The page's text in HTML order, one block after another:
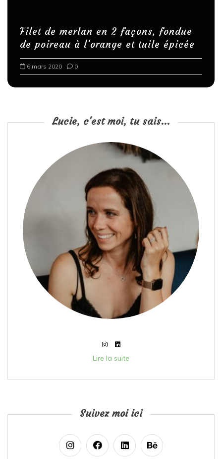
Filet de merlan en 2 façons, fondue
de poireau à l’orange et tuile épicée
6 mars 2020 0
Lucie, c'est moi, tu sais...
Lire la suite
Suivez moi ici